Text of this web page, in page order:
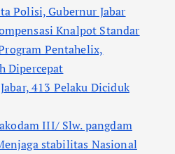
Polisi, Gubernur Jabar
Knalpot Standar
Pentahelix,
Dipercepat
413 Pelaku Diciduk
III/ Slw. pangdam
stabilitas Nasional